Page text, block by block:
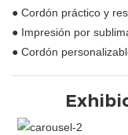
● Cordón práctico y
● Impresión por
● Cordón